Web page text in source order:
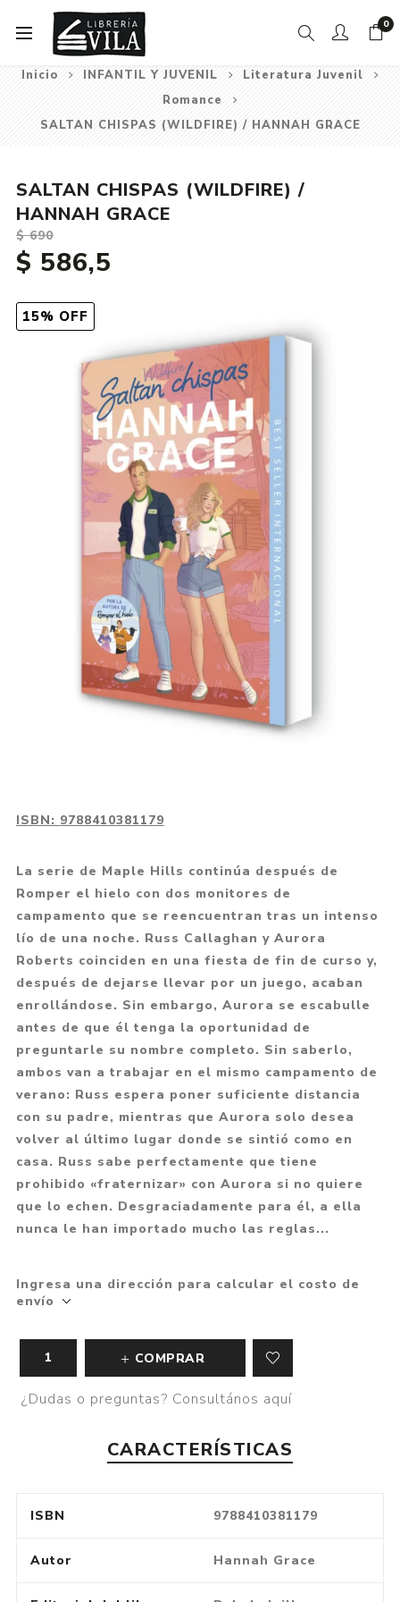
0
Inicio INFANTIL Y JUVENIL
Literatura Juvenil
Romance
SALTAN CHISPAS (WILDFIRE) / HANNAH GRACE
15% OFF
SALTAN CHISPAS (WILDFIRE) /
HANNAH GRACE
$ 690
$ 586,5
ISBN: 9788410381179
La serie de Maple Hills continúa después de
Romper el hielo con dos monitores de
campamento que se reencuentran tras un intenso
lío de una noche. Russ Callaghan y Aurora
Roberts coinciden en una fiesta de fin de curso y,
después de dejarse llevar por un juego, acaban
enrollándose. Sin embargo, Aurora se escabulle
antes de que él tenga la oportunidad de
preguntarle su nombre completo. Sin saberlo,
ambos van a trabajar en el mismo campamento de
verano: Russ espera poner suficiente distancia
con su padre, mientras que Aurora solo desea
volver al último lugar donde se sintió como en
casa. Russ sabe perfectamente que tiene
prohibido «fraternizar» con Aurora si no quiere
que lo echen. Desgraciadamente para él, a ella
nunca le han importado mucho las reglas...
Ingresa una dirección para calcular el costo de
envío
COMPRAR
¿Dudas o preguntas? Consultános aquí
CARACTERÍSTICAS
ISBN 9788410381179
Autor Hannah Grace